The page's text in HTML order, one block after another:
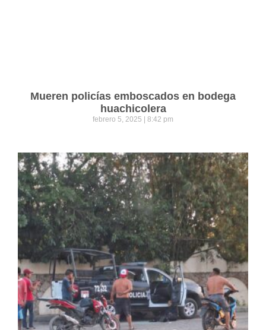
Mueren policías emboscados en bodega
huachicolera
febrero 5, 2025 8:42 pm